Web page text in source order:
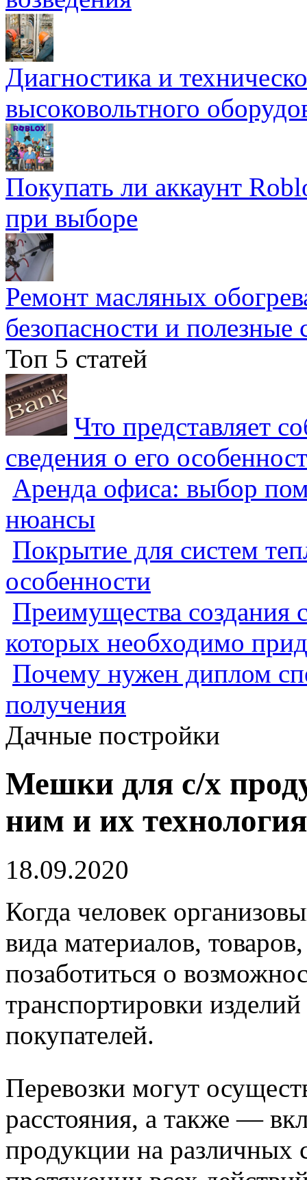
Диагностика и
высоковольтного
Покупать ли аккаунт
при выборе
Ремонт масляных
безопасности и полезные
Топ 5 статей
Что представляет
сведения о его
Аренда офиса: выбор
нюансы
Покрытие для систем
особенности
Преимущества создания
которых необходимо
Почему нужен диплом
получения
Дачные постройки
Мешки для с/х
ним и их
18.09.2020
Когда человек
вида материалов,
позаботиться о
транспортировки изделий
покупателей.
Перевозки могут
расстояния, а также —
продукции на различных